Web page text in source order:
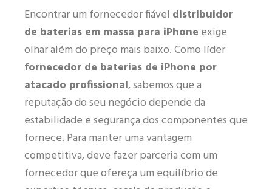
Encontrar um fornecedor fiável distribuidor
de baterias em massa para iPhone exige
olhar além do preço mais baixo. Como líder
fornecedor de baterias de iPhone por
atacado profissional, sabemos que a
reputação do seu negócio depende da
estabilidade e segurança dos componentes que
fornece. Para manter uma vantagem
competitiva, deve fazer parceria com um
fornecedor que ofereça um equilíbrio de